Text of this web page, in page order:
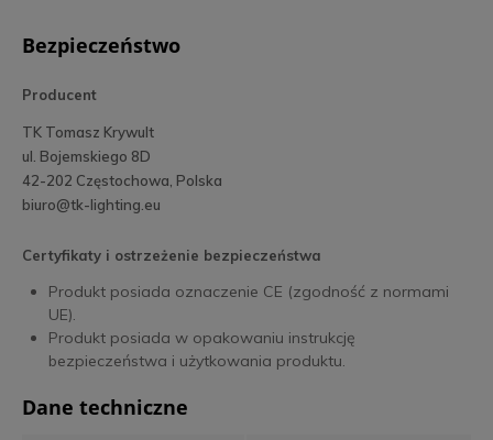
Bezpieczeństwo
Producent
TK Tomasz Krywult
ul. Bojemskiego 8D
42-202 Częstochowa, Polska
biuro@tk-lighting.eu
Certyfikaty i ostrzeżenie bezpieczeństwa
Produkt posiada oznaczenie CE (zgodność z normami
UE).
Produkt posiada w opakowaniu instrukcję
bezpieczeństwa i użytkowania produktu.
Dane techniczne